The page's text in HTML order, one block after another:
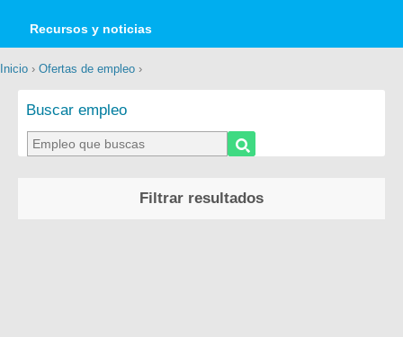
Recursos y noticias
Inicio › Ofertas de empleo ›
Buscar empleo
Filtrar resultados